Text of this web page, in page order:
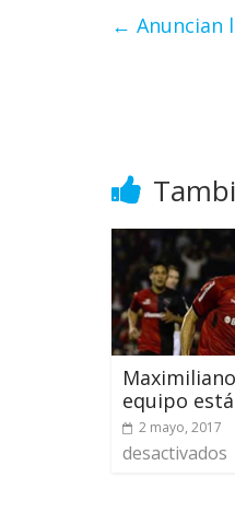
← Anuncian
equipo
2 mayo, 2017
desactivados